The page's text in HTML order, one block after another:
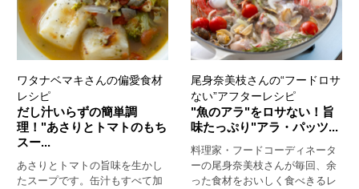
ワタナベマキさんの偏愛食材
レシピ
だし汁いらずの簡単調
理！"あさりとトマトのもち
スー...
あさりとトマトの旨味を生かし
たスープです。缶汁もすべて加
尾身奈美枝さんの“フードロサ
ない”アフターレシピ
"魚のアラ"をロサない！旨
味たっぷり"アラ・パッツ...
料理家・フードコーディネータ
ーの尾身奈美枝さんが毎回、余
った食材をおいしく食べきるレ